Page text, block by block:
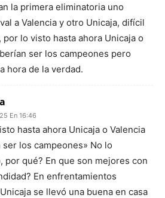
la primera eliminatoria uno
a Valencia y otro Unicaja, difícil
por lo visto hasta ahora Unicaja o
ser los campeones pero
hora de la verdad.
En 16:46
hasta ahora Unicaja o Valencia
los campeones» No lo
por qué? En que son mejores con
En enfrentamientos
se llevó una buena en casa